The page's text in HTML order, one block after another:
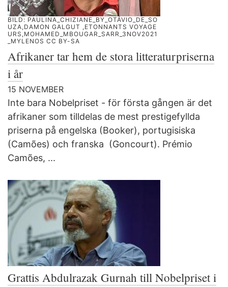
BILD: PAULINA_CHIZIANE_BY_OTÁVIO_DE_SO
UZA,DAMON GALGUT ,ETONNANTS VOYAGE
URS,MOHAMED_MBOUGAR_SARR_3NOV2021
_MYLENOS CC BY-SA
Afrikaner tar hem de stora litteraturpriserna
i år
15 NOVEMBER
Inte bara Nobelpriset - för första gången är det
afrikaner som tilldelas de mest prestigefyllda
priserna på engelska (Booker), portugisiska
(Camões) och franska (Goncourt). Prémio
Camões, ...
Grattis Abdulrazak Gurnah till Nobelpriset i